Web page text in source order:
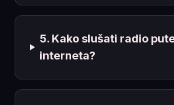
5. Kako slušati radio
interneta?